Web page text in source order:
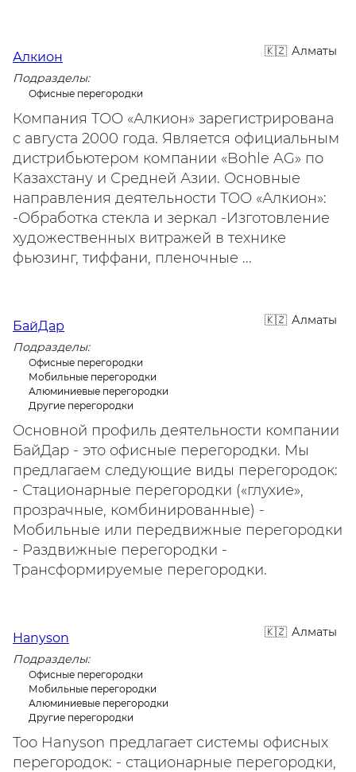
Алматы
Алкион
Подразделы:
Офисные перегородки
Компания ТОО «Алкион» зарегистрирована
с августа 2000 года. Является официальным
дистрибьютером компании «Bohle AG» по
Казахстану и Средней Азии. Основные
направления деятельности ТОО «Алкион»:
-Обработка стекла и зеркал -Изготовление
художественных витражей в технике
фьюзинг, тиффани, пленочные ...
Алматы
БайДар
Подразделы:
Офисные перегородки
Мобильные перегородки
Алюминиевые перегородки
Другие перегородки
Основной профиль деятельности компании
БайДар - это офисные перегородки. Мы
предлагаем следующие виды перегородок:
- Стационарные перегородки («глухие»,
прозрачные, комбинированные) -
Мобильные или передвижные перегородки
- Раздвижные перегородки -
Трансформируемые перегородки.
Алматы
Hanyson
Подразделы:
Офисные перегородки
Мобильные перегородки
Алюминиевые перегородки
Другие перегородки
Тоо Hanyson предлагает системы офисных
перегородок: - стационарные перегородки,